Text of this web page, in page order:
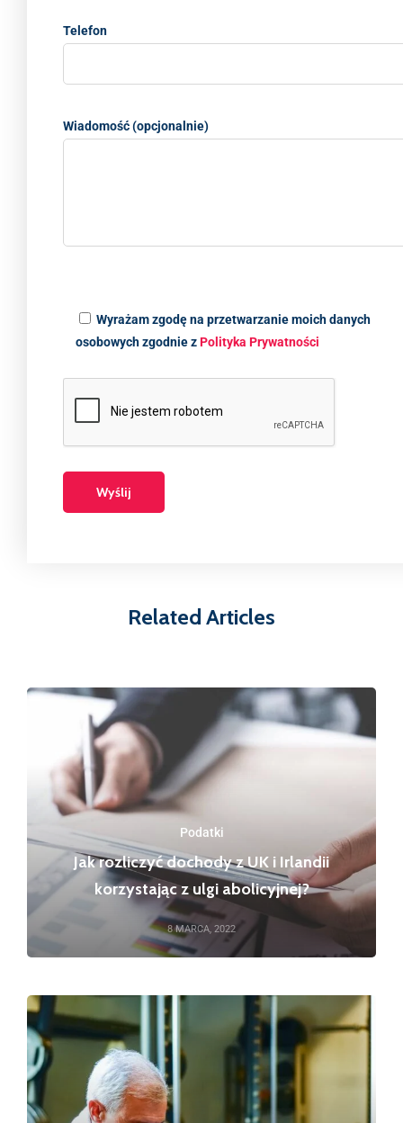
Telefon
Wiadomość (opcjonalnie)
Wyrażam zgodę na przetwarzanie moich danych
osobowych zgodnie zPolityka Prywatności
Related Articles
Podatki
Jak rozliczyć dochody z UK i Irlandii
korzystając z ulgi abolicyjnej?
8 MARCA, 2022